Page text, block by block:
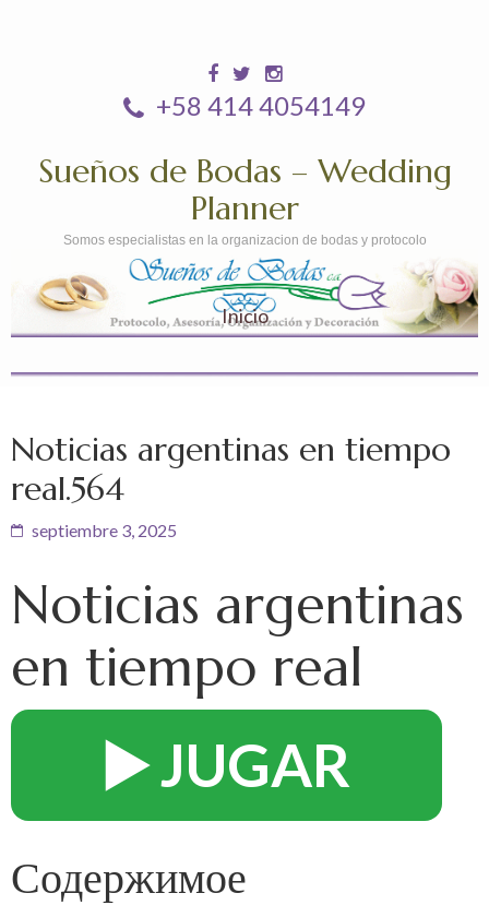
+58 414 4054149
Sueños de Bodas – Wedding
Planner
Somos especialistas en la organizacion de bodas y protocolo
Inicio
Noticias argentinas en tiempo
real.564
septiembre 3, 2025
Noticias argentinas
en tiempo real
▶️ JUGAR
Содержимое